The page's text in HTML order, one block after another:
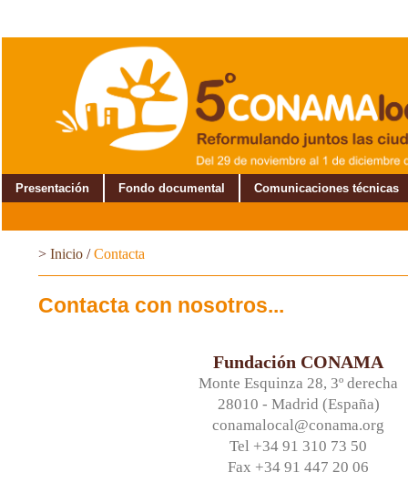
Presentación Fondo documental Comunicaciones técnicas
> Inicio / Contacta
Contacta con nosotros...
Fundación CONAMA
Monte Esquinza 28, 3º derecha
28010 - Madrid (España)
conamalocal@conama.org
Tel +34 91 310 73 50
Fax +34 91 447 20 06